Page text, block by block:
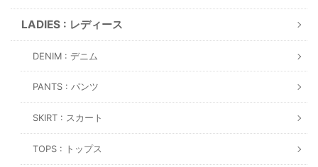
LADIES : レディース
DENIM : デニム
PANTS : パンツ
SKIRT : スカート
TOPS : トップス